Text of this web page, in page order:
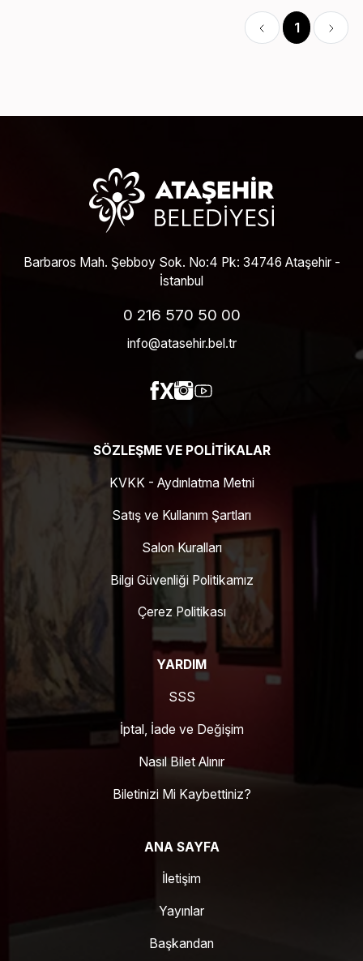
1
Barbaros Mah. Şebboy Sok. No:4 Pk: 34746 Ataşehir -
İstanbul
0 216 570 50 00
info@atasehir.bel.tr
SÖZLEŞME VE POLITIKALAR
KVKK - Aydınlatma Metni
Satış ve Kullanım Şartları
Salon Kuralları
Bilgi Güvenliği Politikamız
Çerez Politikası
YARDIM
SSS
İptal, İade ve Değişim
Nasıl Bilet Alınır
Biletinizi Mi Kaybettiniz?
ANA SAYFA
İletişim
Yayınlar
Başkandan